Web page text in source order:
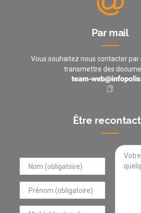
Par mail
Vous souhaitez nous contacter
transmettre des
Être